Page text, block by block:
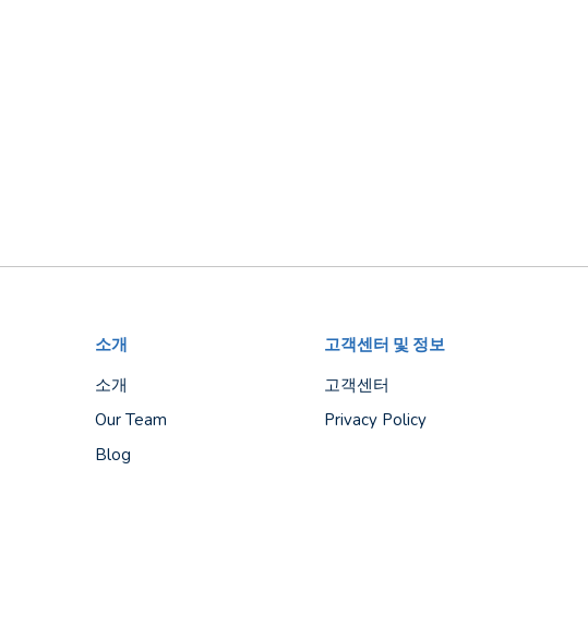
소개
소개
Our Team
Blog
고객센터 및 정보
고객센터
Privacy Policy